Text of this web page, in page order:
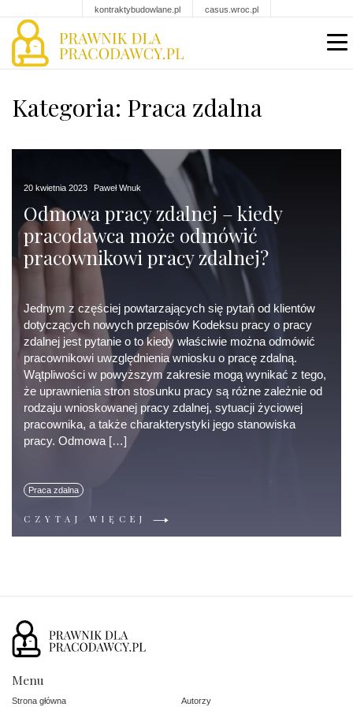
kontraktybudowlane.pl casus.wroc.pl
Kategoria: Praca zdalna
20 kwietnia 2023 Paweł Wnuk
Odmowa pracy zdalnej – kiedy
pracodawca może odmówić
pracownikowi pracy zdalnej?
Jednym z częściej powtarzających się pytań od klientów
dotyczących nowych przepisów Kodeksu pracy o pracy
zdalnej jest pytanie o to kiedy właściwie można odmówić
pracownikowi uwzględnienia wniosku o pracę zdalną.
Wątpliwości w powyższym zakresie mogą wynikać z tego,
że uprawnienia stron stosunku pracy są różne zależnie od
rodzaju wnioskowanej pracy zdalnej, sytuacji życiowej
pracownika, a także charakterystyki jego stanowiska
pracy. Odmowa […]
Praca zdalna
CZYTAJ WIĘCEJ
Menu
Strona główna Autorzy